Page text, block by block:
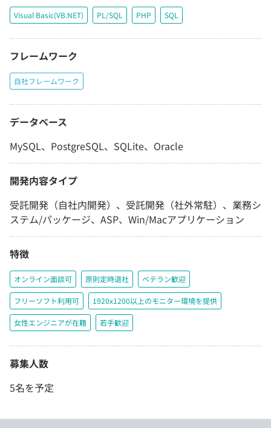
Visual Basic(VB.NET) PL/SQL PHP SQL
フレームワーク
自社フレームワーク
データベース
MySQL、PostgreSQL、SQLite、Oracle
開発内容タイプ
受託開発（自社内開発）、受託開発（社外常駐）、業務シ
ステム/パッケージ、ASP、Win/Macアプリケーション
特徴
オンライン面談可 原則定時退社 ベテラン歓迎
フリーソフト利用可 1920x1200以上のモニター環境を提供
女性エンジニアが在籍 若手歓迎
募集人数
5名を予定